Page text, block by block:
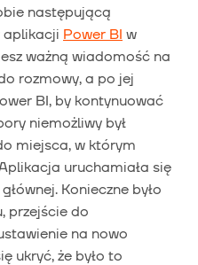
następującą
aplikacji Power BI w
ważną wiadomość na
rozmowy, a po jej
BI, by kontynuować
niemożliwy był
miejsca, w którym
uruchamiała się
Konieczne było
przejście do
na nowo
ukryć, że było to